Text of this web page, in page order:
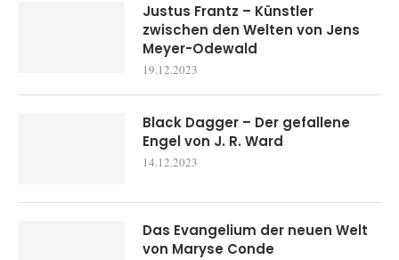
Justus Frantz – Künstler
zwischen den Welten von Jens
Meyer-Odewald
19.12.2023
Black Dagger – Der gefallene
Engel von J. R. Ward
14.12.2023
Das Evangelium der neuen Welt
von Maryse Conde